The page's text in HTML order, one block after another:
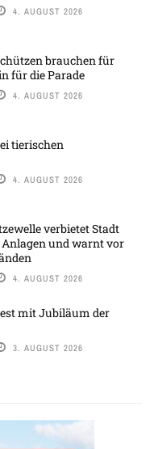
4. AUGUST 2026
brauchen für
für die Parade
4. AUGUST 2026
tierischen
4. AUGUST 2026
verbietet Stadt
und warnt vor
4. AUGUST 2026
mit Jubiläum der
3. AUGUST 2026